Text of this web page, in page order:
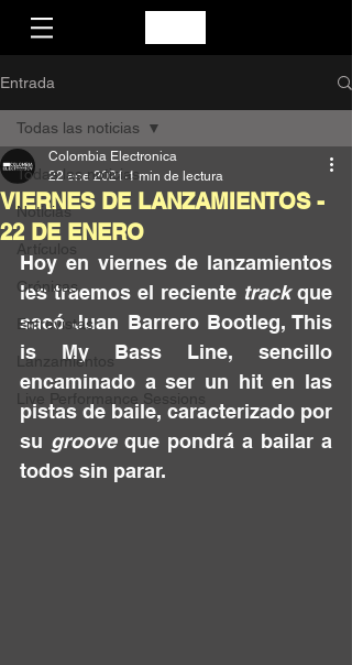
Entrada
Todas las noticias
Noticias
Artículos
Crónicas
Entrevistas
Lanzamientos
Live Performance Sessions
Todas las noticias
VIERNES DE LANZAMIENTOS -
22 DE ENERO
Colombia Electronica
22 ene 2021 1 min de lectura
Hoy en viernes de lanzamientos
les traemos el reciente track que
sacó Juan Barrero Bootleg, This
is My Bass Line, sencillo
encaminado a ser un hit en las
pistas de baile, caracterizado por
su groove
todos sin parar.